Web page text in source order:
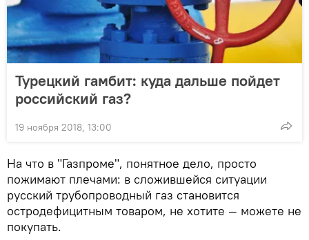
Турецкий гамбит: куда дальше пойдет
российский газ?
19 ноября 2018, 13:00
На что в "Газпроме", понятное дело, просто
пожимают плечами: в сложившейся ситуации
русский трубопроводный газ становится
остродефицитным товаром, не хотите — можете не
покупать.